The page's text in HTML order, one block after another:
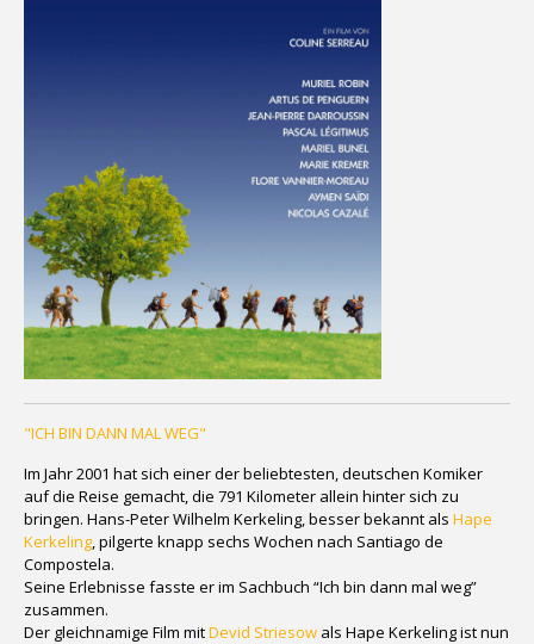
"ICH BIN DANN MAL WEG"
Im Jahr 2001 hat sich einer der beliebtesten, deutschen Komiker
auf die Reise gemacht, die 791 Kilometer allein hinter sich zu
bringen. Hans-Peter Wilhelm Kerkeling, besser bekannt als Hape
Kerkeling, pilgerte knapp sechs Wochen nach Santiago de
Compostela.
Seine Erlebnisse fasste er im Sachbuch “Ich bin dann mal weg”
zusammen.
Der gleichnamige Film mitDevid Striesow als Hape Kerkeling ist nun